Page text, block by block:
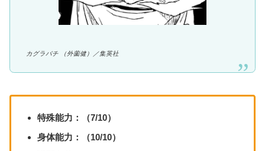
カグラバチ （外薗健）／集英社
特殊能力：（7/10）
身体能力：（10/10）